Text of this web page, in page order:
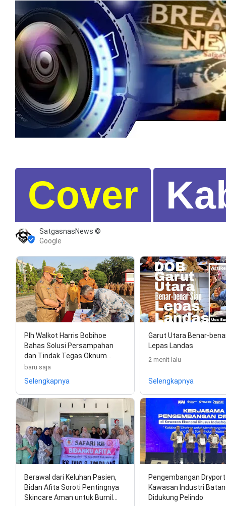
Cover
SatgasnasNews ©
Google
Plh Walkot Harris Bobihoe
Bahas Solusi Persampahan
dan Tindak Tegas Oknum…
baru saja
Selengkapnya
Garut Utara Benar-
Lepas Landas
2 menit lalu
Selengkapnya
Berawal dari Keluhan Pasien,
Bidan Afita Soroti Pentingnya
Skincare Aman untuk Bumil…
Pengembangan
Kawasan Industri
Didukung Pelindo